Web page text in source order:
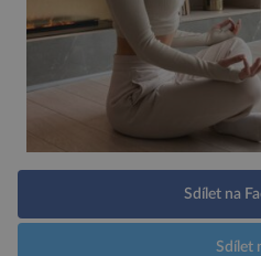
Sdílet na
Sdílet